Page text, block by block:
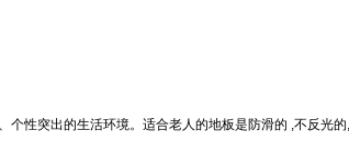
性突出的生活环境。适合老人的地板是防滑的 ,不反光